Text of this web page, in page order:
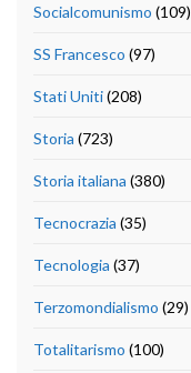
Socialcomunismo (109)
SS Francesco (97)
Stati Uniti(208)
Storia (723)
Storia italiana (380)
Tecnocrazia (35)
Tecnologia (37)
Terzomondialismo (29)
Totalitarismo (100)